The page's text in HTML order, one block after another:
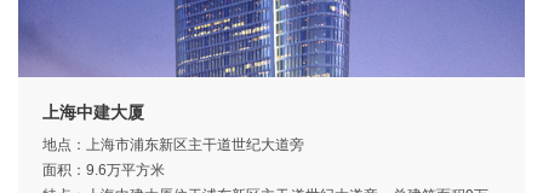
上海中建大厦
地点： 上海市浦东新区主干道世纪大道旁
面积： 9.6万平方米